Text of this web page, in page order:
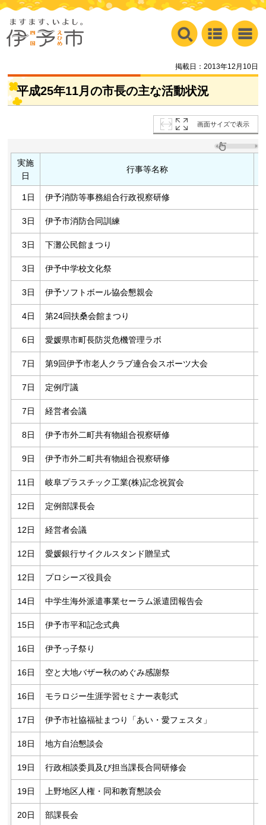
掲載日：2013年12月10日
平成25年11月の市長の主な活動状況
画面サイズで表示
実施
日
行事等名称
1日 伊予消防等事務組合行政視察研修
3日 伊予市消防合同訓練
3日 下灘公民館まつり
3日 伊予中学校文化祭
3日 伊予ソフトボール協会懇親会
4日 第24回扶桑会館まつり
6日 愛媛県市町長防災危機管理ラボ
7日 第9回伊予市老人クラブ連合会スポーツ大会
7日 定例庁議
7日 経営者会議
8日 伊予市外二町共有物組合視察研修
9日 伊予市外二町共有物組合視察研修
11日 岐阜プラスチック工業(株)記念祝賀会
12日 定例部課長会
12日 経営者会議
12日 愛媛銀行サイクルスタンド贈呈式
12日 プロシーズ役員会
14日 中学生海外派遣事業セーラム派遣団報告会
15日 伊予市平和記念式典
16日 伊予っ子祭り
16日 空と大地バザー秋のめぐみ感謝祭
16日 モラロジー生涯学習セミナー表彰式
17日 伊予市社協福祉まつり「あい・愛フェスタ」
18日 地方自治懇談会
19日 行政相談委員及び担当課長合同研修会
19日 上野地区人権・同和教育懇談会
20日 部課長会